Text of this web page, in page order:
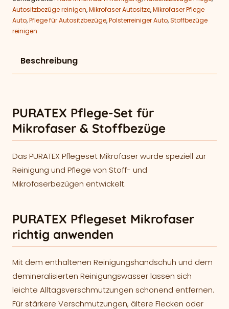
Autositzbezüge reinigen,Mikrofaser Autositze,Mikrofaser Pflege
Auto,Pflege für Autositzbezüge,Polsterreiniger Auto,Stoffbezüge
reinigen
Beschreibung
PURATEX Pflege-Set für
Mikrofaser & Stoffbezüge
Das PURATEX Pflegeset Mikrofaser wurde speziell zur
Reinigung und Pflege von Stoff- und
Mikrofaserbezügen entwickelt.
PURATEX Pflegeset Mikrofaser
richtig anwenden
Mit dem enthaltenen Reinigungshandschuh und dem
demineralisierten Reinigungswasser lassen sich
leichte Alltagsverschmutzungen schonend entfernen.
Für stärkere Verschmutzungen, ältere Flecken oder